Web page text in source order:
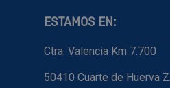
ESTAMOS EN:
Ctra. Valencia Km 7.700
50410 Cuarte de Huerva